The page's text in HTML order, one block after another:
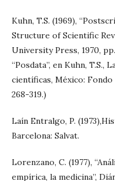
Kuhn, T.S. (1969),
Structure of Scientific
University Press, 1970,
“Posdata”, en Kuhn, T.S.,
científicas, México: Fondo
268-319.)
Laín Entralgo, P.
Barcelona: Salvat.
Lorenzano, C. (1977),
empírica, la medicina”,